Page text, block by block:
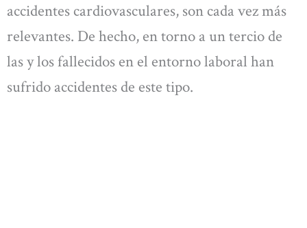
accidentes cardiovasculares, son cada vez más
relevantes. De hecho, en torno a un tercio de
las y los fallecidos en el entorno laboral han
sufrido accidentes de este tipo.